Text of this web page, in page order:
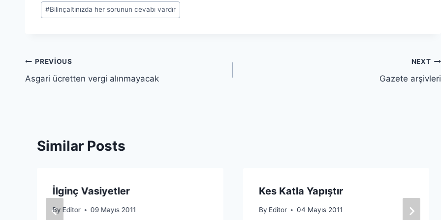
#Bilinçaltınızda her sorunun cevabı vardır
Yazı
gezinmesi
PREVIOUS
Asgari ücretten vergi alınmayacak
NEXT
Gazete arşivleri
Similar Posts
İlginç Vasiyetler
By Editor 09 Mayıs 2011
Kes Katla Yapıştır
By Editor 04 Mayıs 2011